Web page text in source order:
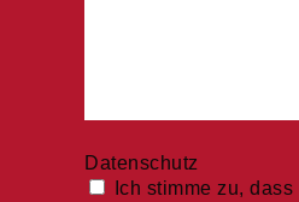
Datenschutz
Ich stimme zu, dass